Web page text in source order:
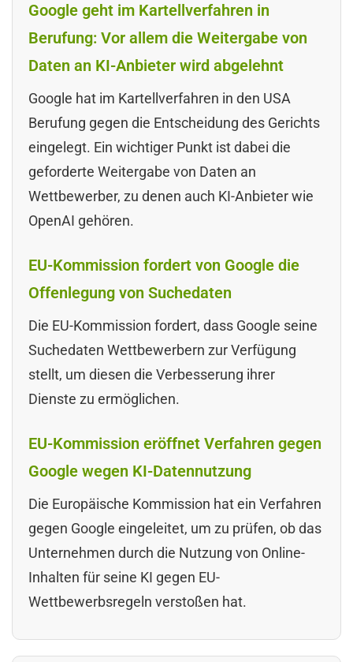
Google geht im Kartellverfahren in
Berufung: Vor allem die Weitergabe von
Daten an KI-Anbieter wird abgelehnt
Google hat im Kartellverfahren in den USA
Berufung gegen die Entscheidung des Gerichts
eingelegt. Ein wichtiger Punkt ist dabei die
geforderte Weitergabe von Daten an
Wettbewerber, zu denen auch KI-Anbieter wie
OpenAI gehören.
EU-Kommission fordert von Google die
Offenlegung von Suchedaten
Die EU-Kommission fordert, dass Google seine
Suchedaten Wettbewerbern zur Verfügung
stellt, um diesen die Verbesserung ihrer
Dienste zu ermöglichen.
EU-Kommission eröffnet Verfahren gegen
Google wegen KI-Datennutzung
Die Europäische Kommission hat ein Verfahren
gegen Google eingeleitet, um zu prüfen, ob das
Unternehmen durch die Nutzung von Online-
Inhalten für seine KI gegen EU-
Wettbewerbsregeln verstoßen hat.